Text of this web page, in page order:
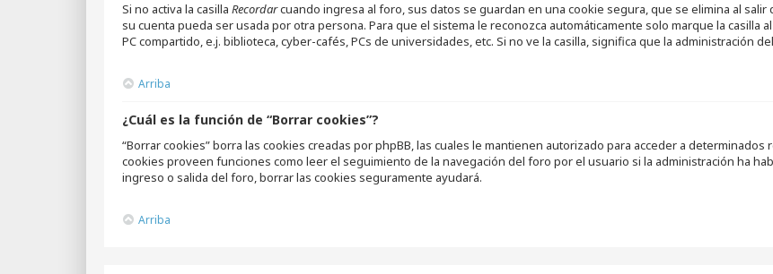
Si no activa la casilla Recordarcuando ingresa al foro, sus datos se guardan en una cookie segura, que se elimina al
su cuenta pueda ser usada por otra persona. Para que el sistema le reconozca automáticamente solo marque la casilla
PC compartido, e.j. biblioteca, cyber-cafés, PCs de universidades, etc. Si no ve la casilla, significa que la administración
Arriba
¿Cuál es la función de “Borrar cookies”?
“Borrar cookies” borra las cookies creadas por phpBB, las cuales le mantienen autorizado para acceder a
cookies proveen funciones como leer el seguimiento de la navegación del foro por el usuario si la administración ha
ingreso o salida del foro, borrar las cookies seguramente ayudará.
Arriba